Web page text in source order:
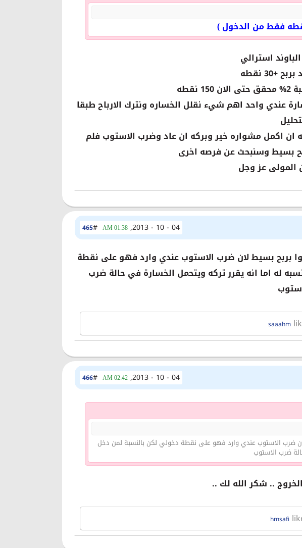
استرالي
+30 نقطه
عندي واحد اهم شيء نقلل الخساره ونترك الارباح طبقا
الان على الدخول عند 1.7350 وهنتركه ان اكمل مشواره خير وبركه ان عاد وضرب الاستوب فلم
بسيط وسنبحث عن فرصه اخرى
المولى عز وجل
465# 04 - 10 - 2013,
01:38 AM
بربح بسيط لان ضرب الاستوب عندي وارد فهو على نقطة
له اما انه يقرر تركه ويتحمل الخسارة في حالة ضرب
saaahm
466# 04 - 10 - 2013,
02:42 AM
ضرب الاستوب عندي وارد فهو على نقطة دخولي لكن بالنسبة لمن دخل
ضرب الاستوب
.. شكر الله لك ..
hmsafi